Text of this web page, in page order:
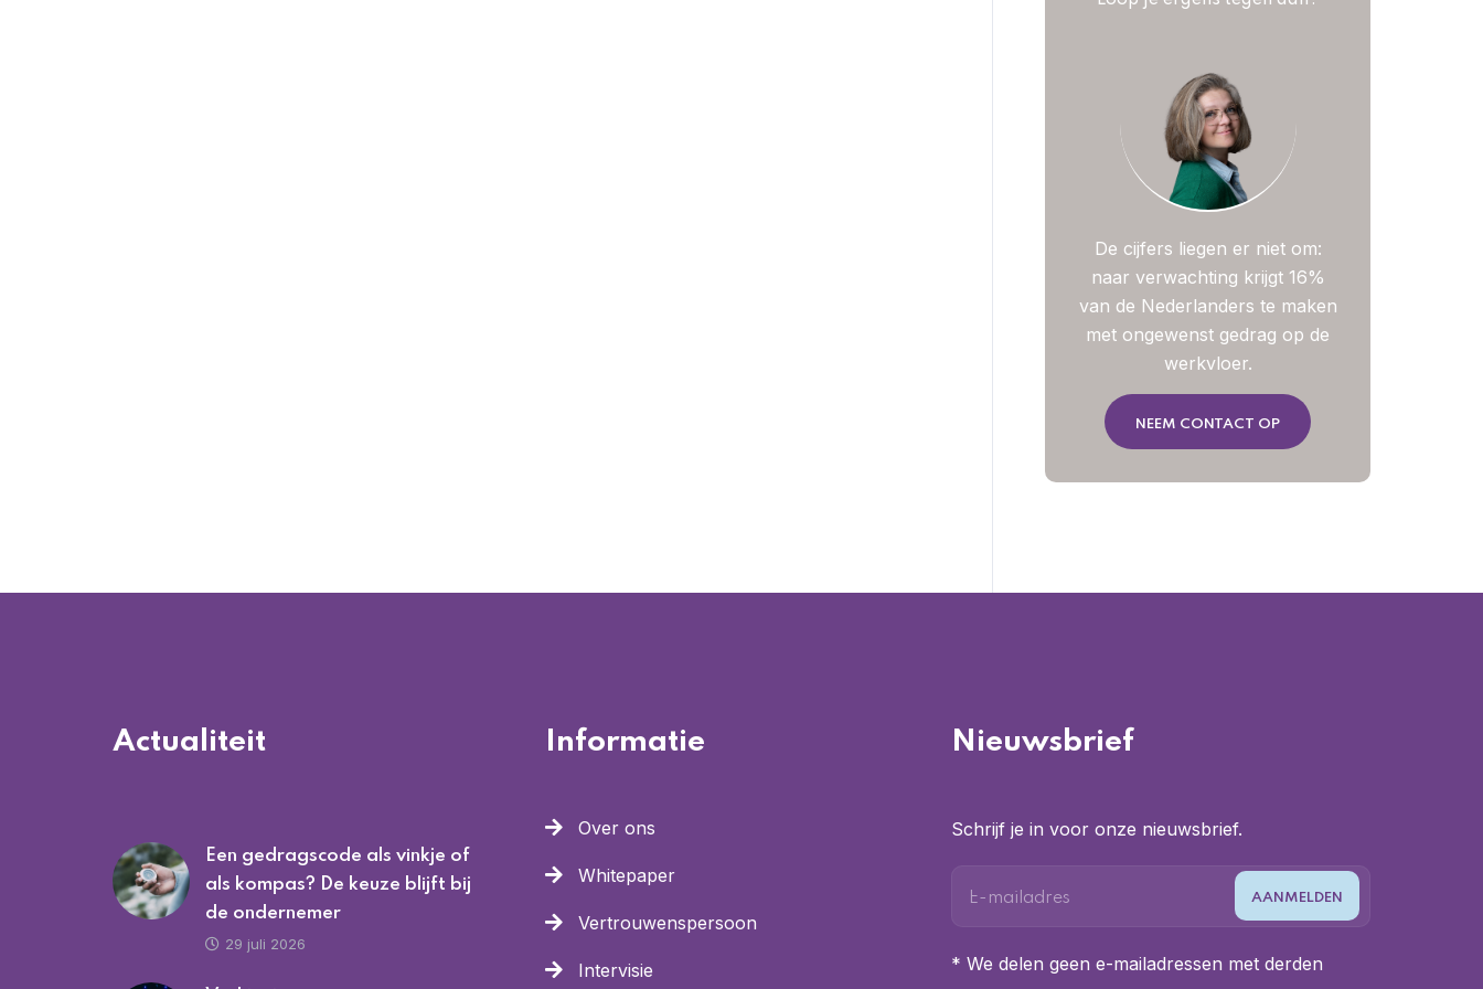
De cijfers liegen er niet om:
naar verwachting krijgt 16%
van de Nederlanders te maken
met ongewenst gedrag op de
werkvloer.
NEEM CONTACT OP
Actualiteit
Een gedragscode als vinkje of
als kompas? De keuze blijft bij
de ondernemer
29 juli 2026
Informatie
Over ons
Whitepaper
Vertrouwenspersoon
Intervisie
Nieuwsbrief
Schrijf je in voor onze nieuwsbrief.
* We delen geen e-mailadressen met derden